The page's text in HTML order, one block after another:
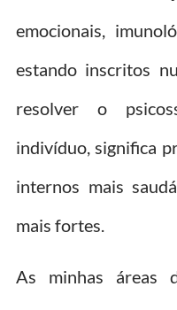
emocionais,
estando inscritos
resolver o
indivíduo, significa
internos mais
mais fortes.
As minhas áreas